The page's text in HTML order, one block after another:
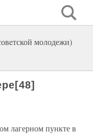
молодежи)
лагерном пункте в